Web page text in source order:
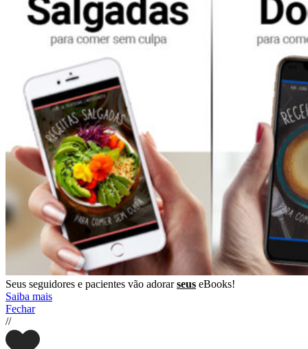
Seus seguidores e pacientes vão adorarseus eBooks!
Saiba mais
Fechar
//